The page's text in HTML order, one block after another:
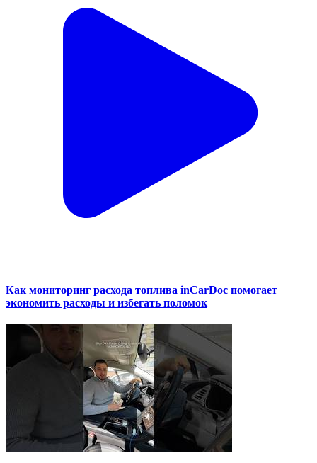
Как мониторинг расхода топлива inCarDoc помогает
экономить расходы и избегать поломок